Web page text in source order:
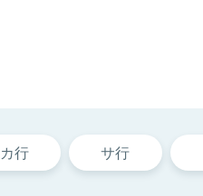
カ行 サ行